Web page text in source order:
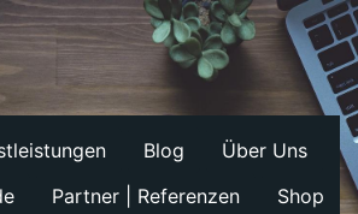
Blog
Über Uns
Partner | Referenzen
Shop